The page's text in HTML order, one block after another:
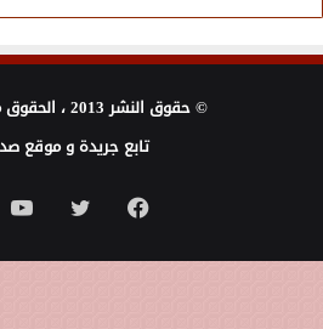
© حقوق النشر 2013 ، الحقوق محفوظة |
تابع جريدة و موقع
فيسبوك تويتر